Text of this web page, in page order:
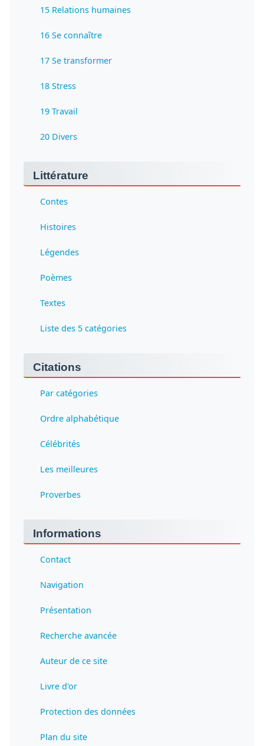
15 Relations humaines
16 Se connaître
17 Se transformer
18 Stress
19 Travail
20 Divers
Littérature
Contes
Histoires
Légendes
Poèmes
Textes
Liste des 5 catégories
Citations
Par catégories
Ordre alphabétique
Célébrités
Les meilleures
Proverbes
Informations
Contact
Navigation
Présentation
Recherche avancée
Auteur de ce site
Livre d'or
Protection des données
Plan du site